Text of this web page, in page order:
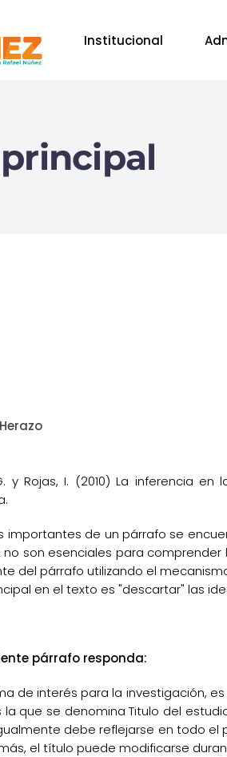
Institucional
y Rojas, I. (2010) La inferencia
importantes de un párrafo se
son esenciales para
del párrafo utilizando el
en el texto es "descartar" las
párrafo responda:
de interés para la investigación,
la que se denomina Titulo del
debe reflejarse en todo
el título puede modificarse